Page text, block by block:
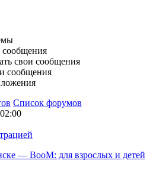
сообщения
свои сообщения
сообщения
Список форумов
— BooM: для взрослых и детей